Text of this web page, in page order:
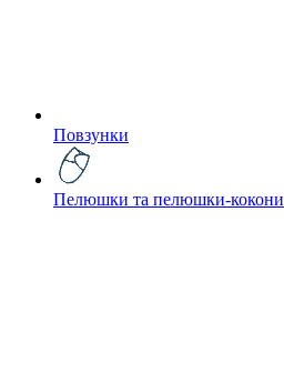
Повзунки
Пелюшки та пелюшки-кокони